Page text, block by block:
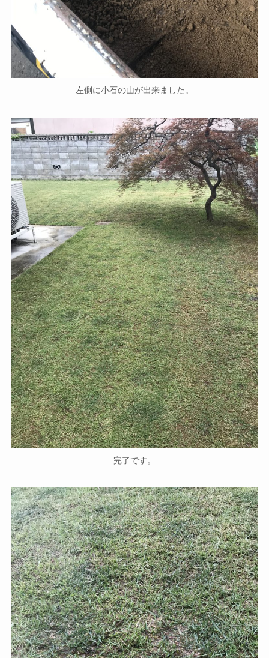
左側に小石の山が出来ました。
完了です。